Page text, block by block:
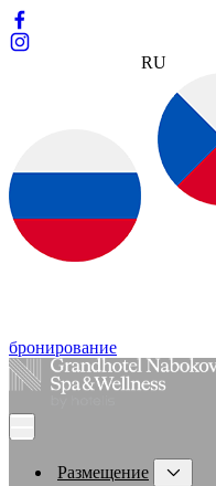
RU
бронирование
Размещение